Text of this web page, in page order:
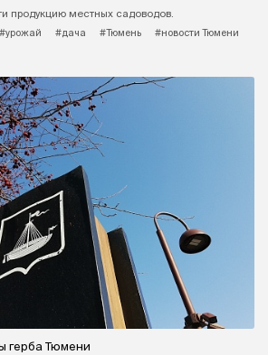
продукцию местных садоводов.
#урожай #дача #Тюмень
#новости Тюмени
герба Тюмени